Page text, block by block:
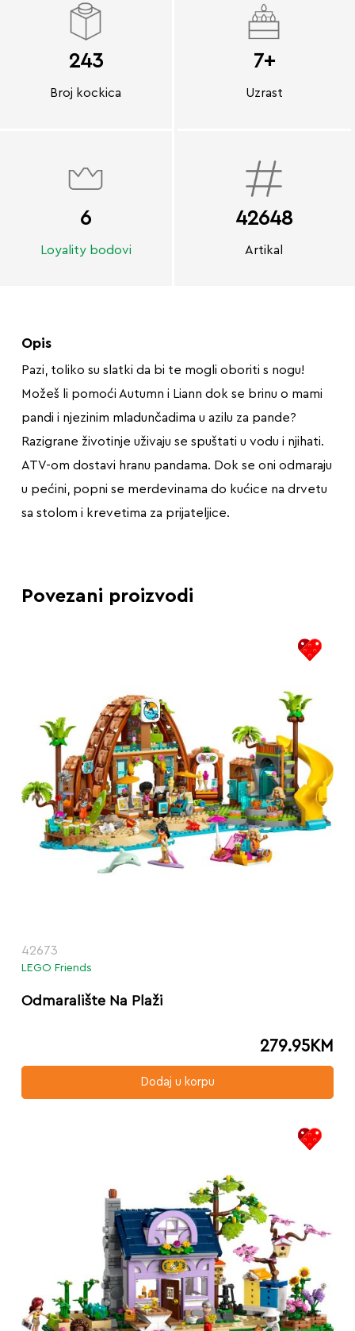
243
Broj kockica
7+
Uzrast
6
Loyality bodovi
42648
Artikal
Opis
Pazi, toliko su slatki da bi te mogli oboriti s nogu!
Možeš li pomoći Autumn i Liann dok se brinu o mami
pandi i njezinim mladunčadima u azilu za pande?
Razigrane životinje uživaju se spuštati u vodu i njihati.
ATV-om dostavi hranu pandama. Dok se oni odmaraju
u pećini, popni se merdevinama do kućice na drvetu
sa stolom i krevetima za prijateljice.
Povezani proizvodi
42673
LEGO Friends
Odmaralište Na Plaži
279.95KM
Dodaj u korpu